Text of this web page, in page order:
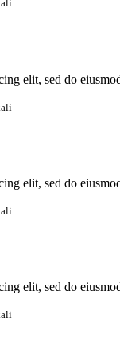
elit, sed do
elit, sed do
elit, sed do